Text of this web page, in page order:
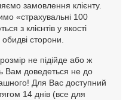
замовлення клієнту.
«страхувальні 100
з клієнтів у якості
сторони.
не підійде або ж
Вам доведеться не до
Для Вас доступний
14 днів (все для